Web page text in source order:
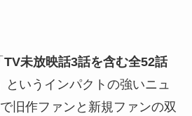
TV未放映話3話を含む全52話
というインパクトの強いニュ
旧作ファンと新規ファンの双